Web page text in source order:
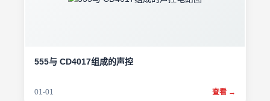
555与 CD4017组成的声控
01-01 查看 →